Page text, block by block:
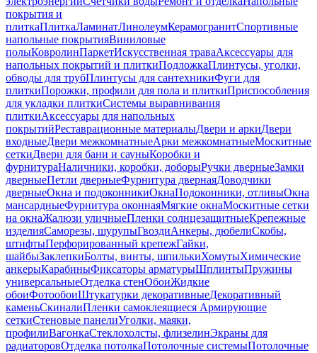
покрытия и
плиткаПлиткаЛаминатЛинолеумКерамогранитСпортивные
напольные покрытияВиниловые
полыКовролинПаркетИскусственная траваАксессуары для
напольных покрытий и плиткиПодложкаПлинтусы, уголки,
обводы для трубПлинтусы для сантехникиФуги для
плиткиПорожки, профили для пола и плиткиПриспособления
для укладки плиткиСистемы выравнивания
плиткиАксессуары для напольных
покрытийРеставрационные материалыДвери и аркиДвери
входныеДвери межкомнатныеАрки межкомнатныеМоскитные
сеткиДвери для бани и сауныКоробки и
фурнитураНаличники, коробки, доборыРучки дверныеЗамки
дверныеПетли дверныеФурнитура двернаяДоводчики
дверныеОкна и подоконникиОкнаПодоконники, отливыОкна
мансардныеФурнитура оконнаяМягкие окнаМоскитные сетки
на окнаЖалюзи уличныеПленки солнцезащитныеКрепежные
изделияСаморезы, шурупыГвоздиАнкеры, дюбелиСкобы,
штифтыПерфорированный крепежГайки,
шайбыЗаклепкиБолты, винты, шпилькиХомутыХимические
анкерыКарабиныФиксаторы арматурыШплинтыПружины
универсальныеОтделка стенОбоиЖидкие
обоиФотообоиШтукатурки декоративныеДекоративный
каменьСкиналиПленки самоклеящиеся Армирующие
сеткиСтеновые панелиУголки, маяки,
профилиВагонкаСтеклохолсты, флизелинЭкраны для
радиаторовОтделка потолкаПотолочные системыПотолочные